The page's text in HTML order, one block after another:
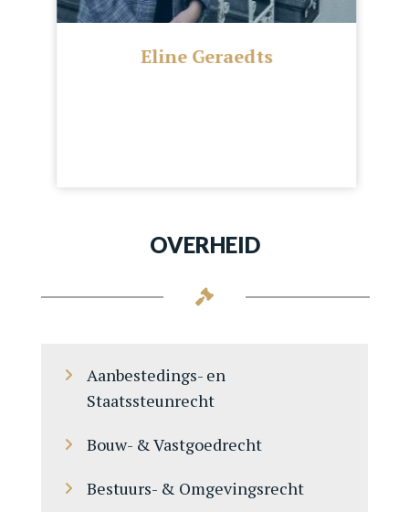
Eline Geraedts
OVERHEID
Aanbestedings- en
Staatssteunrecht
Bouw- & Vastgoedrecht
Bestuurs- & Omgevingsrecht